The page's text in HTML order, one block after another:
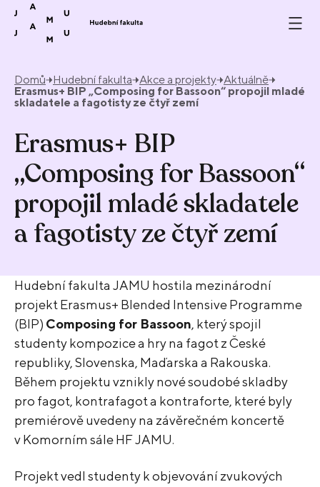
Přeskočit na obsah
Domů Hudební fakulta Akce a projekty Aktuálně
Erasmus+ BIP „Composing for Bassoon“ propojil mladé
skladatele a fagotisty ze čtyř zemí
Erasmus+ BIP
„Composing for Bassoon“
propojil mladé skladatele
a fagotisty ze čtyř zemí
Hudební fakulta JAMU hostila mezinárodní
projekt Erasmus+ Blended Intensive Programme
(BIP) Composing for Bassoon, který spojil
studenty kompozice a hry na fagot z České
republiky, Slovenska, Maďarska a Rakouska.
Během projektu vznikly nové soudobé skladby
pro fagot, kontrafagot a kontraforte, které byly
premiérově uvedeny na závěrečném koncertě
v Komorním sále HF JAMU.
Projekt vedl studenty k objevování zvukových